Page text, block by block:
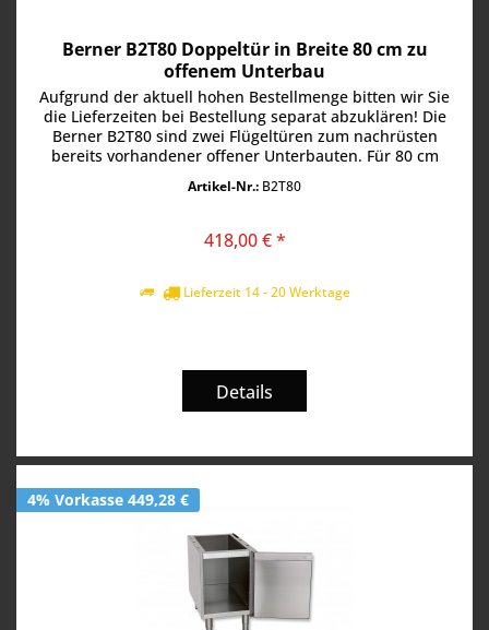
Berner B2T80 Doppeltür in Breite 80 cm zu
offenem Unterbau
Aufgrund der aktuell hohen Bestellmenge bitten wir Sie
die Lieferzeiten bei Bestellung separat abzuklären! Die
Berner B2T80 sind zwei Flügeltüren zum nachrüsten
bereits vorhandener offener Unterbauten. Für 80 cm
Artikel-Nr.: B2T80
418,00 € *
Lieferzeit 14 - 20 Werktage
Details
4% Vorkasse 449,28 €